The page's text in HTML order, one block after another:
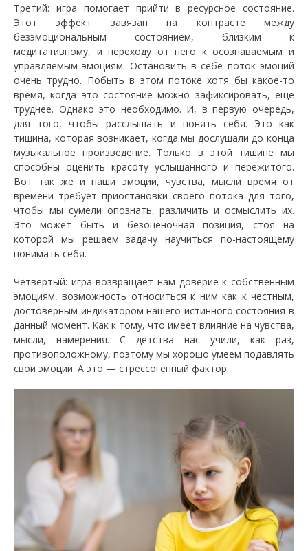
Третий: игра помогает прийти в ресурсное состояние.
Этот эффект завязан на контрасте между
безэмоциональным состоянием, близким к
медитативному, и переходу от него к осознаваемым и
управляемым эмоциям. Остановить в себе поток эмоций
очень трудно. Побыть в этом потоке хотя бы какое-то
время, когда это состояние можно зафиксировать, еще
труднее. Однако это необходимо. И, в первую очередь,
для того, чтобы расслышать и понять себя. Это как
тишина, которая возникает, когда мы дослушали до конца
музыкальное произведение. Только в этой тишине мы
способны оценить красоту услышанного и пережитого.
Вот так же и наши эмоции, чувства, мысли время от
времени требует приостановки своего потока для того,
чтобы мы сумели опознать, различить и осмыслить их.
Это может быть и безоценочная позиция, стоя на
которой мы решаем задачу научиться по-настоящему
понимать себя.
Четвертый: игра возвращает нам доверие к собственным
эмоциям, возможность относиться к ним как к честным,
достоверным индикатором нашего истинного состояния в
данный момент. Как к тому, что имеет влияние на чувства,
мысли, намерения. С детства нас учили, как раз,
противоположному, поэтому мы хорошо умеем подавлять
свои эмоции. А это — стрессогенный фактор.